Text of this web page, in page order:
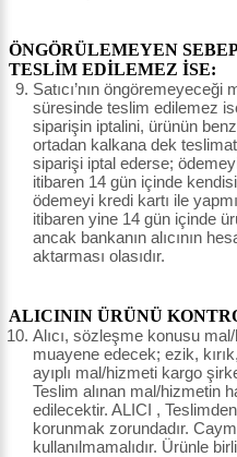
ÖNGÖRÜLEMEYEN
TESLİM EDİLEMEZ İSE:
Satıcı’nın
süresinde teslim edilemez
siparişin iptalini, ürünün
ortadan kalkana dek
siparişi iptal ederse;
itibaren 14 gün içinde
ödemeyi kredi kartı ile
itibaren yine 14 gün içinde
ancak bankanın alıcının
aktarması olasıdır.
ALICININ ÜRÜNÜ
Alıcı, sözleşme konusu
muayene edecek; ezik,
ayıplı mal/hizmeti kargo
Teslim alınan mal/hizmetin
edilecektir. ALICI ,
korunmak zorundadır.
kullanılmamalıdır. Ürünle